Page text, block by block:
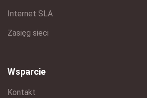
Internet SLA
Zasięg sieci
Wsparcie
Kontakt